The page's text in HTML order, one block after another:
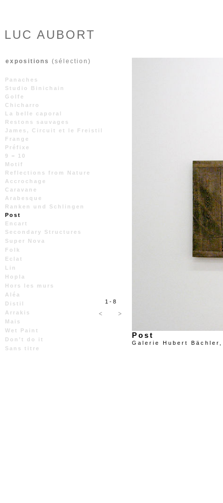
LUC AUBORT
Panaches
Studio Binichain
Golfe
Chicharro
La belle caporal
Restons sauvages
James, Circuit et le Freistil
Frange
Préfixe
9 = 10
Motif
Reflections from Nature
Accrochage
Caravane
Arabesque
Ranken und Schlingen
Post
Encart
Secondary Structures
Super Nova
Folk
Eclat
Lin
Hopla
Hors les murs
Aléa
Distil
Arrakis
Mais
Wet Paint
Don’t do it
Sans titre
expositions (sélection)
1 - 8
< >
Post
Galerie Hubert